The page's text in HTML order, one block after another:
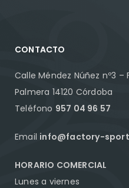
CONTACTO
Calle Méndez Núñez nº3 –
Palmera 14120 Córdoba
Teléfono 957 04 96 57
Email info@factory-
HORARIO COMERCIAL
Lunes a viernes